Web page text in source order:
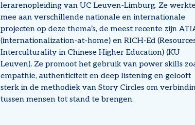
lerarenopleiding van UC Leuven-Limburg. Ze
mee aan verschillende nationale en internationale
projecten op deze thema’s, de meest recente zijn
(internationalization-at-home) en RICH-Ed
Interculturality in Chinese Higher Education) (KU
Leuven). Ze promoot het gebruik van power skills
empathie, authenticiteit en deep listening en gelooft
sterk in de methodiek van Story Circles om
tussen mensen tot stand te brengen.